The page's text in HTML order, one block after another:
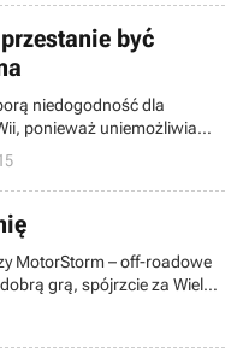
użytkowników usługi
być
niedogodność dla
ponieważ uniemożliwia
gier sprowadzonych z
postanowiła na
wypuszczenie
FreeLoader.
MotorStorm – off-roadowe
grą, spójrzcie za Wielką
uważają bowiem, iż